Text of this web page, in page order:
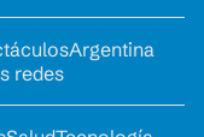
Argentina
redes